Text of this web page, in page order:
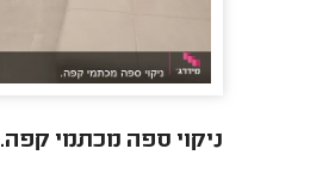
ניקוי ספה מכתמי קפה.